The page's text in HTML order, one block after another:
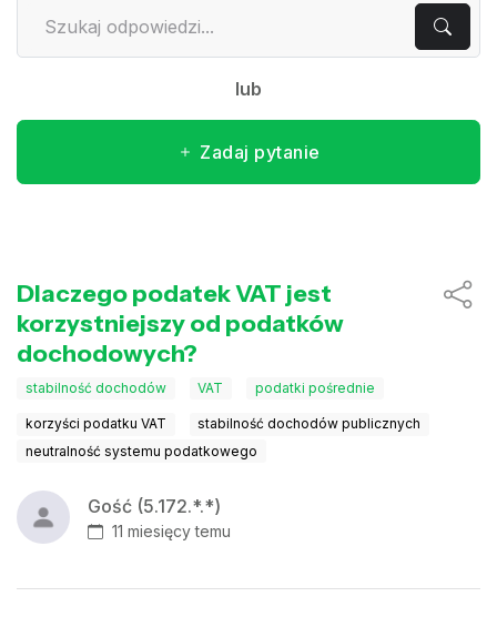
lub
Zadaj pytanie
Dlaczego podatek VAT jest
korzystniejszy od podatków
dochodowych?
stabilność dochodów VAT podatki pośrednie
korzyści podatku VAT
stabilność dochodów publicznych
neutralność systemu podatkowego
Gość (5.172.*.*)
11 miesięcy temu